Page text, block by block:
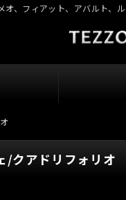
オ、フィアット、アバルト、
/クアドリフォリオ